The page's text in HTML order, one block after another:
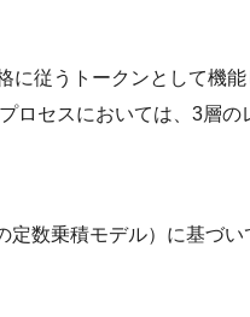
従うトークンとして機
セスにおいては、3層の
数乗積モデル）に基づ